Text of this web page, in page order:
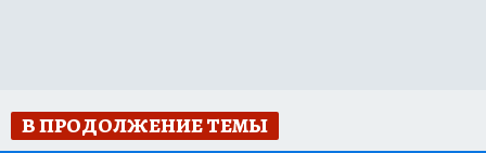
В ПРОДОЛЖЕНИЕ ТЕМЫ